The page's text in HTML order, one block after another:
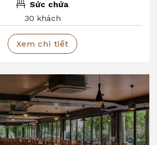
Sức chứa
30 khách
Xem chi tiết